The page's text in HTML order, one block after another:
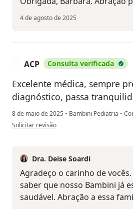
4 de agosto de 2025
ACP Consulta verificada
Excelente médica, sempre
diagnóstico, passa
8 de maio de 2025 • Bambini Pediatria •
na opinião do utilizador ACP
Solicitar revisão
Dra. Deise Soardi
Agradeço o carinho de
saber que nosso Bambini já
saudável. Abração a essa